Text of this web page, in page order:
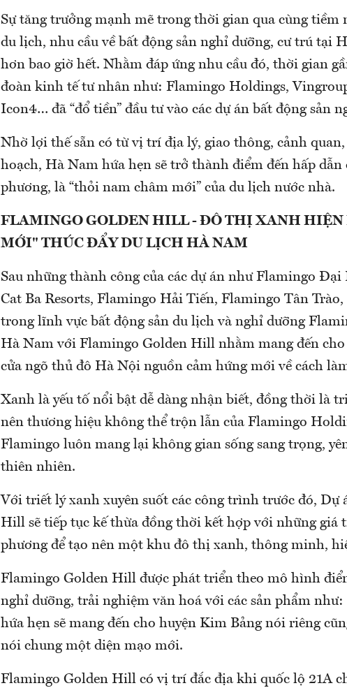
Sự tăng trưởng mạnh mẽ trong thời gian qua cùng tiềm
du lịch, nhu cầu về bất động sản nghỉ dưỡng, cư trú tại
hơn bao giờ hết. Nhằm đáp ứng nhu cầu đó, thời gian
đoàn kinh tế tư nhân như: Flamingo Holdings,
Icon4… đã “đổ tiền” đầu tư vào các dự án bất động sản
Nhờ lợi thế sẵn có từ vị trí địa lý, giao thông, cảnh quan,
hoạch, Hà Nam hứa hẹn sẽ trở thành điểm đến hấp
phương, là “thỏi nam châm mới” của du lịch nước nhà.
FLAMINGO GOLDEN HILL - ĐÔ THỊ XANH HIỆN
MỚI" THÚC ĐẨY DU LỊCH HÀ NAM
Sau những thành công của các dự án như Flamingo
Cat Ba Resorts, Flamingo Hải Tiến, Flamingo Tân
trong lĩnh vực bất động sản du lịch và nghỉ dưỡng
Hà Nam với Flamingo Golden Hill nhằm mang đến
cửa ngõ thủ đô Hà Nội nguồn cảm hứng mới về cách
Xanh là yếu tố nổi bật dễ dàng nhận biết, đồng thời là
nên thương hiệu không thể trộn lẫn của Flamingo
Flamingo luôn mang lại không gian sống sang trọng,
thiên nhiên.
Với triết lý xanh xuyên suốt các công trình trước đó, Dự
Hill sẽ tiếp tục kế thừa đồng thời kết hợp với những giá
phương để tạo nên một khu đô thị xanh, thông minh,
Flamingo Golden Hill được phát triển theo mô hình
nghỉ dưỡng, trải nghiệm văn hoá với các sản phẩm như:
hứa hẹn sẽ mang đến cho huyện Kim Bảng nói riêng
nói chung một diện mạo mới.
Flamingo Golden Hill có vị trí đắc địa khi quốc lộ 21A